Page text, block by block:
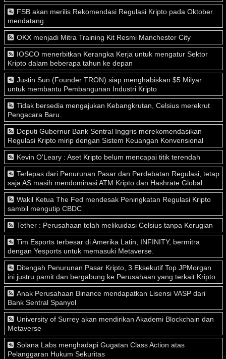
FSB akan merilis Rekomendasi Regulasi Kripto pada Oktober
mendatang
OKX menjadi Mitra Training Kit Resmi Manchester City
IOSCO menerbitkan Kerangka Kerja untuk mengatur Sektor
Kripto dalam beberapa tahun ke depan
Justin Sun (Founder TRON) siap menghabiskan $5 Milyar
untuk membantu Pembangunan Industri Kripto
Tidak bersedia mengajukan Kebangkrutan, Celsius merekrut
Pengacara Baru.
Deputi Gubernur Bank Sentral Inggris merekomendasikan
Regulasi Kripto mirip dengan Sistem Keuangan Konvensional
Kevin O'Leary : Aset Kripto belum mencapai titik terendah
Terlepas dari Penurunan Pasar dan Perdebatan Regulasi, tetap
saja AS masih mendominasi ATM Kripto dan Hashrate Global.
Wakil Ketua The Fed mendesak Peningkatan Regulasi Kripto
sambil mengutip CBDC
Tether : Perusahaan telah melikuidasi Celsius tanpa Kerugian
Tim Esports terbesar di Amerika Latin, INFINITY, bermitra
dengan Yesports untuk memasuki Metaverse.
Ditengah Penurunan Pasar Kripto, 3 Eksekutif Top JPMorgan
ini justru pamit dan bergabung ke Perusahaan yang terkait Kripto.
Anak Perusahaan Binance mendapatkan Lisensi VASP dari
Bank Sentral Spanyol
University of Surrey akan mendirikan Akademi Blockchain dan
Metaverse
Solana Labs menghadapi Gugatan Class Action atas
Pelanggaran Hukum Sekuritas